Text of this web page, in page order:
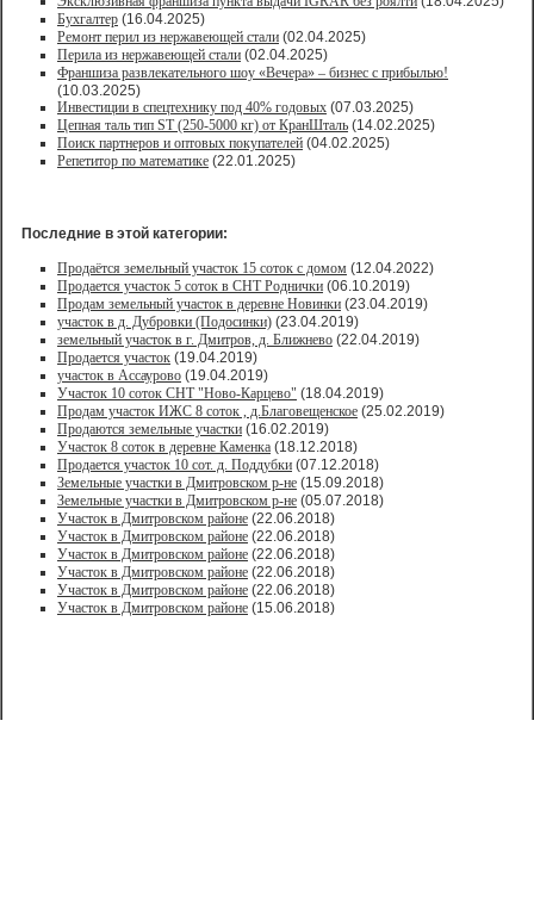
Бухгалтер (16.04.2025)
Ремонт перил из нержавеющей стали (02.04.2025)
Перила из нержавеющей стали (02.04.2025)
Франшиза развлекательного шоу «Вечера» – бизнес с прибылью!
(10.03.2025)
Инвестиции в спецтехнику под 40% годовых (07.03.2025)
Цепная таль тип ST (250-5000 кг) от КранШталь (14.02.2025)
Поиск партнеров и оптовых покупателей (04.02.2025)
Репетитор по математике (22.01.2025)
Последние в этой категории:
Продаётся земельный участок 15 соток с домом (12.04.2022)
Продается участок 5 соток в СНТ Роднички (06.10.2019)
Продам земельный участок в деревне Новинки (23.04.2019)
участок в д. Дубровки (Подосинки) (23.04.2019)
земельный участок в г. Дмитров, д. Ближнево (22.04.2019)
Продается участок (19.04.2019)
участок в Ассаурово (19.04.2019)
Участок 10 соток СНТ "Ново-Карцево" (18.04.2019)
Продам участок ИЖС 8 соток , д.Благовещенское (25.02.2019)
Продаются земельные участки (16.02.2019)
Участок 8 соток в деревне Каменка (18.12.2018)
Продается участок 10 сот. д. Поддубки (07.12.2018)
Земельные участки в Дмитровском р-не (15.09.2018)
Земельные участки в Дмитровском р-не (05.07.2018)
Участок в Дмитровском районе (22.06.2018)
Участок в Дмитровском районе (22.06.2018)
Участок в Дмитровском районе (22.06.2018)
Участок в Дмитровском районе (22.06.2018)
Участок в Дмитровском районе (22.06.2018)
Участок в Дмитровском районе (15.06.2018)